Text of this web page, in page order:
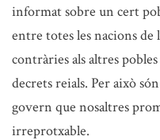
informat sobre un cert
entre totes les nacions
contràries als altres
decrets reials. Per això
govern que nosaltres
irreprotxable.